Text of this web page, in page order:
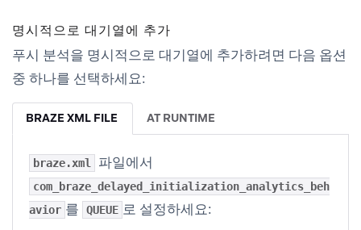
명시적으로 대기열에 추가
푸시 분석을 명시적으로 대기열에 추가하려면 다음 옵션
중 하나를 선택하세요:
BRAZE XML FILE AT RUNTIME
braze.xml 파일에서
com_braze_delayed_initialization_analytics_beh
avior 를 QUEUE 로 설정하세요: